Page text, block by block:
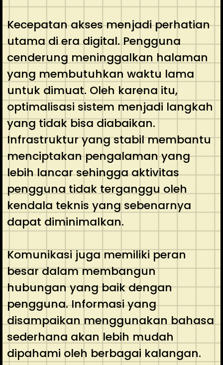
Kecepatan akses menjadi perhatian
utama di era digital. Pengguna
cenderung meninggalkan halaman
yang membutuhkan waktu lama
untuk dimuat. Oleh karena itu,
optimalisasi sistem menjadi langkah
yang tidak bisa diabaikan.
Infrastruktur yang stabil membantu
menciptakan pengalaman yang
lebih lancar sehingga aktivitas
pengguna tidak terganggu oleh
kendala teknis yang sebenarnya
dapat diminimalkan.
Komunikasi juga memiliki peran
besar dalam membangun
hubungan yang baik dengan
pengguna. Informasi yang
disampaikan menggunakan bahasa
sederhana akan lebih mudah
dipahami oleh berbagai kalangan.